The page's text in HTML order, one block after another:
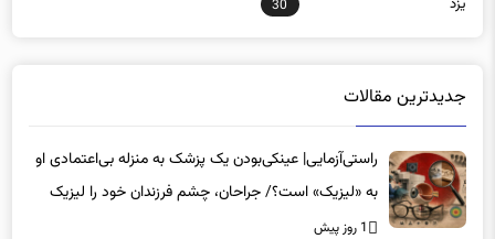
30
جدیدترین مقالات
راستی‌آزمایی| عینکی‌بودن یک پزشک به منزله بی‌اعتمادی او
به «لیزیک» است؟/ جراحان، چشم فرزندان خود را لیزیک
می‌کنند؟
1 روز پیش